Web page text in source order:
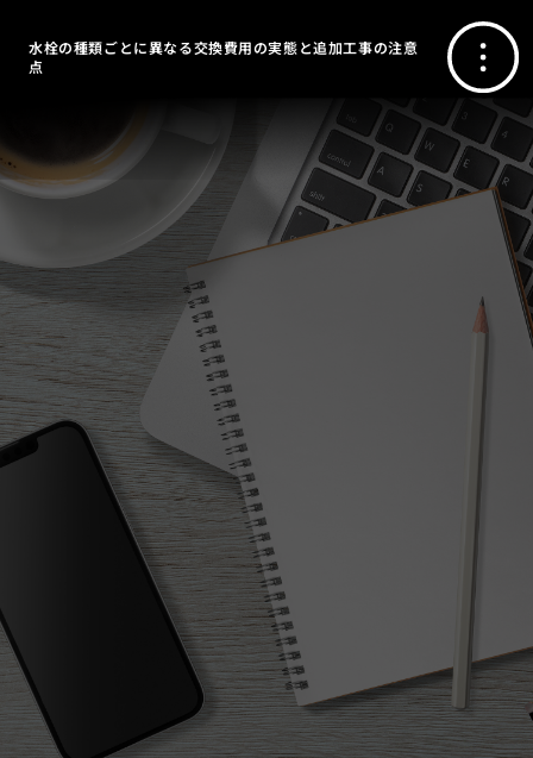
水栓の種類ごとに異なる交換費用の実態と追加工事の注意
点